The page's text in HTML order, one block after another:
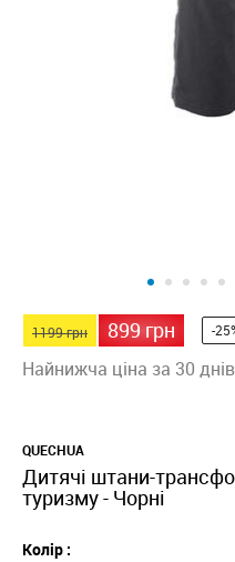
1199 грн 899 грн -
Найнижча ціна за 30
QUECHUA
Дитячі штани-трансформери MH550 для
туризму - Чорні
Колір :